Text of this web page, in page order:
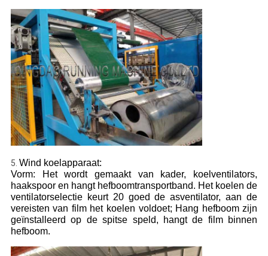
5. Wind koelapparaat:
Vorm: Het wordt gemaakt van kader, koelventilators,
haakspoor en hangt hefboomtransportband. Het koelen de
ventilatorselectie keurt 20 goed de asventilator, aan de
vereisten van film het koelen voldoet; Hang hefboom zijn
geïnstalleerd op de spitse speld, hangt de film binnen
hefboom.